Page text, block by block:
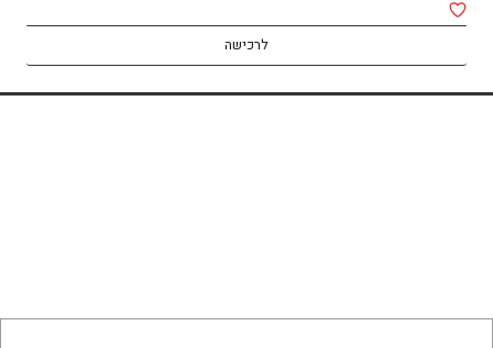
לרכישה